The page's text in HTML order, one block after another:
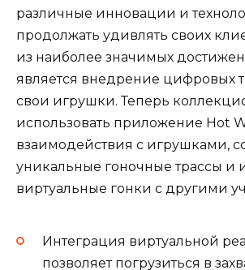
различные инновации и
продолжать удивлять своих
из наиболее значимых
является внедрение цифровых
свои игрушки. Теперь
использовать приложение Hot
взаимодействия с игрушками,
уникальные гоночные трассы и
виртуальные гонки с другими
Интеграция виртуальной
позволяет погрузиться в